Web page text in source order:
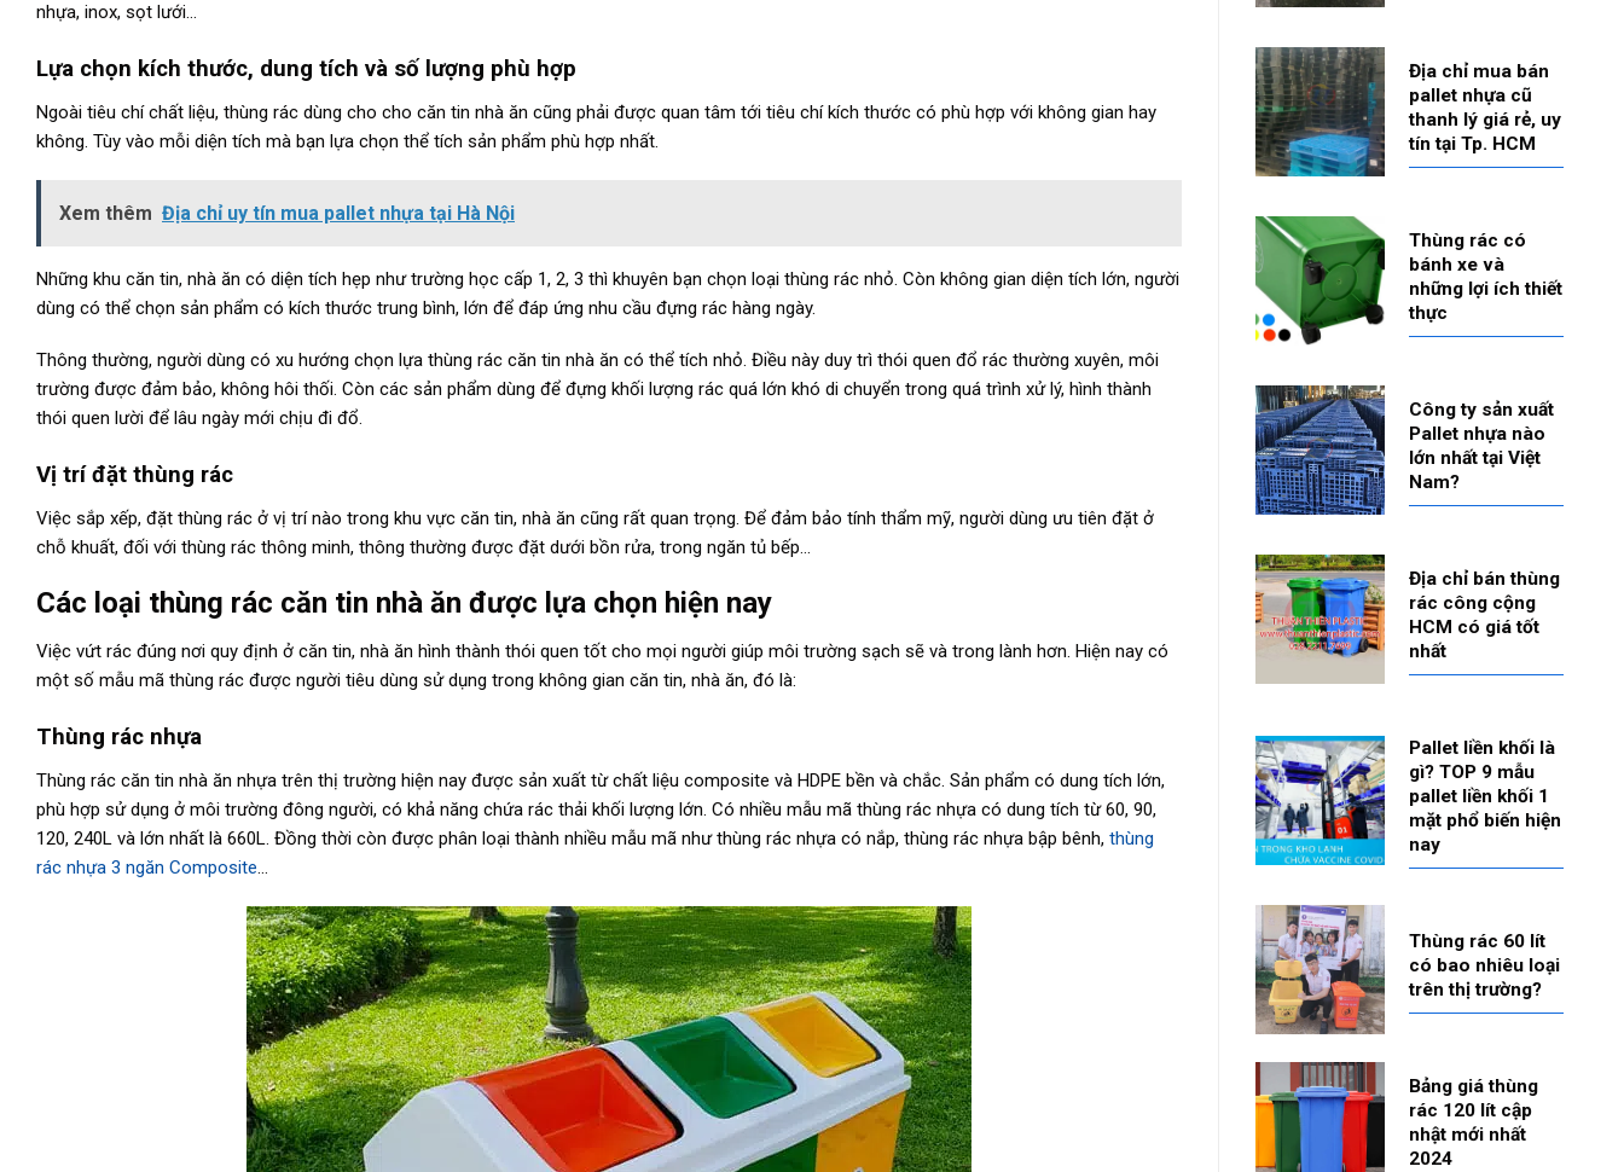
nhựa, inox, sọt lưới…
Lựa chọn kích thước, dung tích và số lượng phù hợp
Ngoài tiêu chí chất liệu, thùng rác dùng cho cho căn tin nhà ăn cũng phải được quan tâm tới tiêu chí kích thước có phù hợp với không gian hay
không. Tùy vào mỗi diện tích mà bạn lựa chọn thể tích sản phẩm phù hợp nhất.
Xem thêm Địa chỉ uy tín mua pallet nhựa tại Hà Nội
Những khu căn tin, nhà ăn có diện tích hẹp như trường học cấp 1, 2, 3 thì khuyên bạn chọn loại thùng rác nhỏ. Còn không gian diện tích lớn, người
dùng có thể chọn sản phẩm có kích thước trung bình, lớn để đáp ứng nhu cầu đựng rác hàng ngày.
Thông thường, người dùng có xu hướng chọn lựa thùng rác căn tin nhà ăn có thể tích nhỏ. Điều này duy trì thói quen đổ rác thường xuyên, môi
trường được đảm bảo, không hôi thối. Còn các sản phẩm dùng để đựng khối lượng rác quá lớn khó di chuyển trong quá trình xử lý, hình thành
thói quen lười để lâu ngày mới chịu đi đổ.
Vị trí đặt thùng rác
Việc sắp xếp, đặt thùng rác ở vị trí nào trong khu vực căn tin, nhà ăn cũng rất quan trọng. Để đảm bảo tính thẩm mỹ, người dùng ưu tiên đặt ở
chỗ khuất, đối với thùng rác thông minh, thông thường được đặt dưới bồn rửa, trong ngăn tủ bếp…
Các loại thùng rác căn tin nhà ăn được lựa chọn hiện nay
Việc vứt rác đúng nơi quy định ở căn tin, nhà ăn hình thành thói quen tốt cho mọi người giúp môi trường sạch sẽ và trong lành hơn. Hiện nay có
một số mẫu mã thùng rác được người tiêu dùng sử dụng trong không gian căn tin, nhà ăn, đó là:
Thùng rác nhựa
Thùng rác căn tin nhà ăn nhựa trên thị trường hiện nay được sản xuất từ chất liệu composite và HDPE bền và chắc. Sản phẩm có dung tích lớn,
phù hợp sử dụng ở môi trường đông người, có khả năng chứa rác thải khối lượng lớn. Có nhiều mẫu mã thùng rác nhựa có dung tích từ 60, 90,
120, 240L và lớn nhất là 660L. Đồng thời còn được phân loại thành nhiều mẫu mã như thùng rác nhựa có nắp, thùng rác nhựa bập bênh, thùng
rác nhựa 3 ngăn Composite…
Địa chỉ mua bán
pallet nhựa cũ
thanh lý giá rẻ, uy
tín tại Tp. HCM
Thùng rác có
bánh xe và
những lợi ích thiết
thực
Công ty sản xuất
Pallet nhựa nào
lớn nhất tại Việt
Nam?
Địa chỉ bán thùng
rác công cộng
HCM có giá tốt
nhất
Pallet liền khối là
gì? TOP 9 mẫu
pallet liền khối 1
mặt phổ biến hiện
nay
Thùng rác 60 lít
có bao nhiêu loại
trên thị trường?
Bảng giá thùng
rác 120 lít cập
nhật mới nhất
2024